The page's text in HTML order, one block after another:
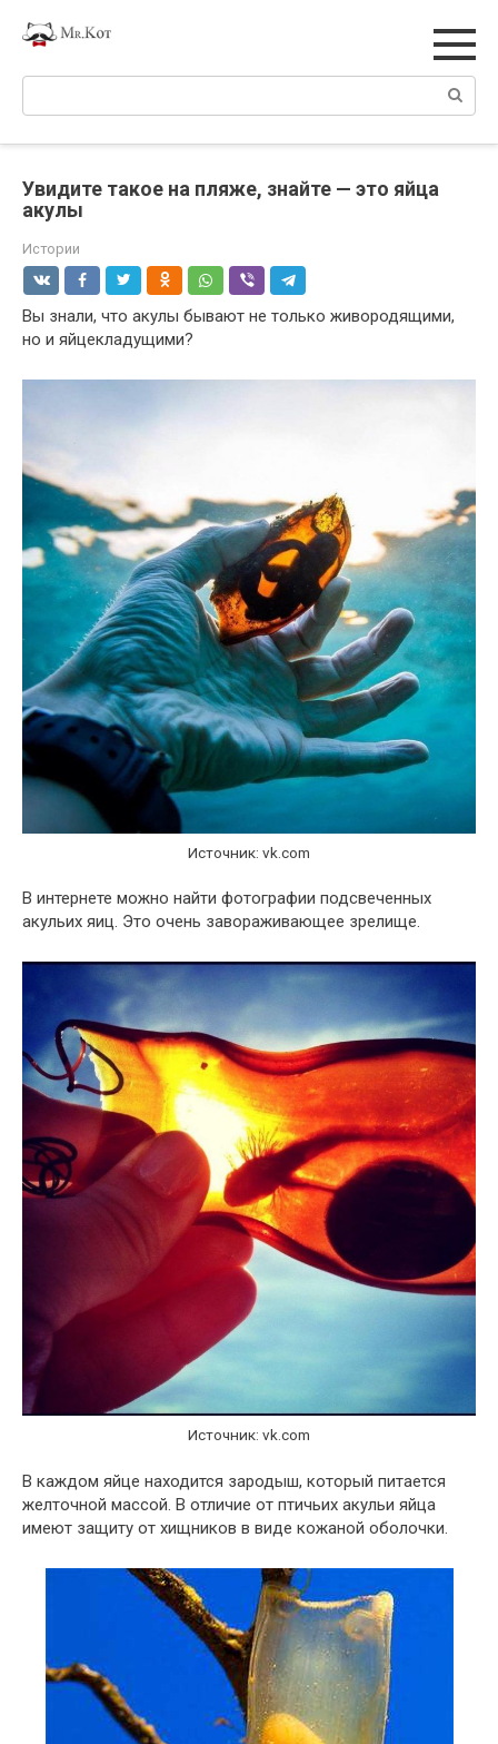
Поиск:
Увидите такое на пляже, знайте — это яйца
акулы
Истории
Вы знали, что акулы бывают не только живородящими,
но и яйцекладущими?
Источник: vk.com
В интернете можно найти фотографии подсвеченных
акульих яиц. Это очень завораживающее зрелище.
Источник: vk.com
В каждом яйце находится зародыш, который питается
желточной массой. В отличие от птичьих акульи яйца
имеют защиту от хищников в виде кожаной оболочки.